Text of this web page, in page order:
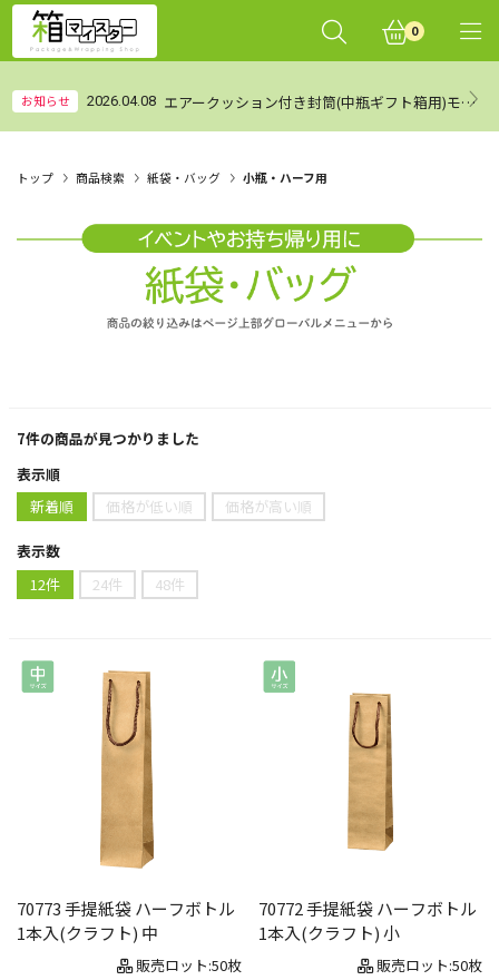
0
お知らせ 2026.04.08 エアークッション付き封筒(中瓶ギフト箱用)モニターレビュー集計結果（まとめ）
トップ 商品検索 紙袋・バッグ 小瓶・ハーフ用
7件の商品が見つかりました
表示順
新着順
価格が低い順 価格が高い順
表示数
12件
24件 48件
70773 手提紙袋 ハーフボトル
1本入(クラフト) 中
販売ロット:50枚
70772 手提紙袋 ハーフボトル
1本入(クラフト) 小
販売ロット:50枚